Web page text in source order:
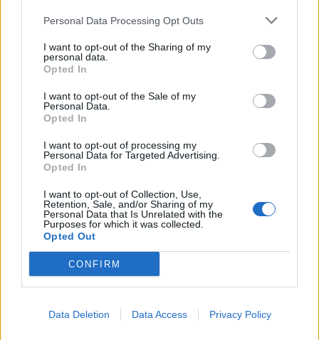
Personal Data Processing Opt Outs
I want to opt-out of the Sharing of my
personal data.
Opted In
I want to opt-out of the Sale of my
Personal Data.
Opted In
I want to opt-out of processing my
Personal Data for Targeted Advertising.
Opted In
I want to opt-out of Collection, Use,
Retention, Sale, and/or Sharing of my
Personal Data that Is Unrelated with the
Purposes for which it was collected.
Opted Out
CONFIRM
Data Deletion Data Access Privacy Policy
11 år sedan
Jag tycker det kan vara lite svårt att få nån god smak.
Maria
11 år sedan
Lagade denna idag. Jättegod
Calle